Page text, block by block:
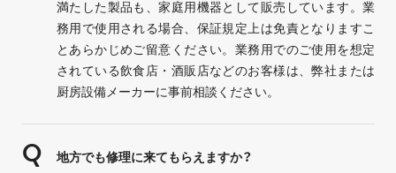
満たした製品も、家庭用機器として販売しています。業
務用で使用される場合、保証規定上は免責となりますこ
とあらかじめご留意ください。業務用でのご使用を想定
されている飲食店・酒販店などのお客様は、弊社または
厨房設備メーカーに事前相談ください。
地方でも修理に来てもらえますか？